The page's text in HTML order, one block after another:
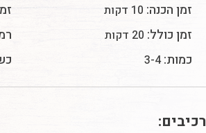
זמן הכנה: 10 דקות
זמן כולל: 20 דקות
כמות:3-4
רכיבים: